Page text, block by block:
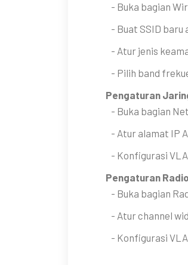
- Buka bagian
- Buat SSID baru
- Atur jenis
- Pilih band
Pengaturan
- Buka bagian
- Atur alamat IP
- Konfigurasi
Pengaturan
- Buka bagian
- Atur channel
- Konfigurasi